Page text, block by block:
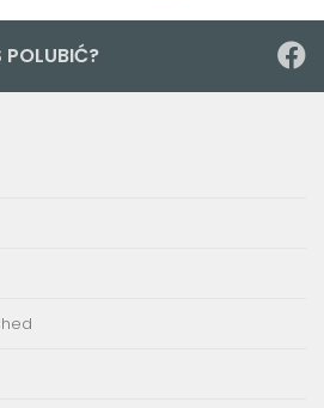
POLUBIĆ?